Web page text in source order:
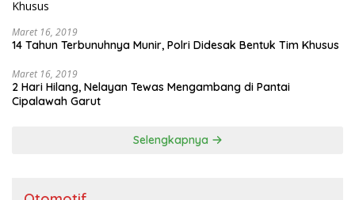
Maret 16, 2019
14 Tahun Terbunuhnya Munir, Polri Didesak Bentuk Tim Khusus
Maret 16, 2019
2 Hari Hilang, Nelayan Tewas Mengambang di Pantai
Cipalawah Garut
Selengkapnya